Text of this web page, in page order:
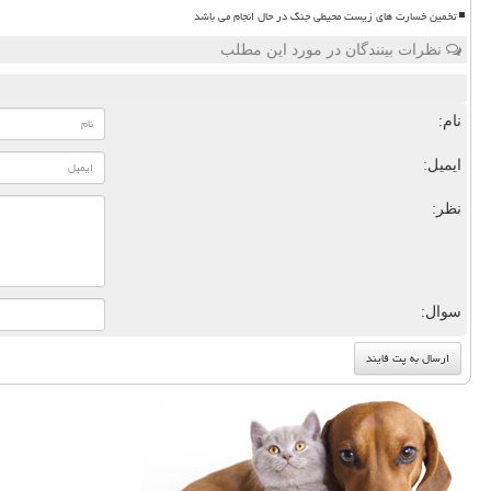
تخمین خسارت های زیست محیطی جنگ در حال انجام می باشد
نظرات بینندگان در مورد این مطلب
نام:
ایمیل:
نظر:
سوال: